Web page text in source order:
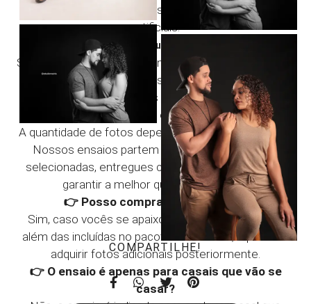
e momentos verdadeiros, sem forçar situações
artificiais.
Posso trocar de roupa durante o ensaio?
Sim, a troca de roupa é permitida e ajuda a criar maior
variedade nas fotografias, permitindo diferentes
estilos e propostas durante a sessão.
👉 Quantas fotos estão incluídas?
A quantidade de fotos depende do pacote escolhido.
Nossos ensaios partem de 10 fotos tratadas e
selecionadas, entregues com todo o cuidado para
garantir a melhor qualidade possível.
👉 Posso comprar fotos extras?
Sim, caso vocês se apaixonem por mais imagens
além das incluídas no pacote contratado, é possível
adquirir fotos adicionais posteriormente.
👉 O ensaio é apenas para casais que vão se
casar?
COMPARTILHE!